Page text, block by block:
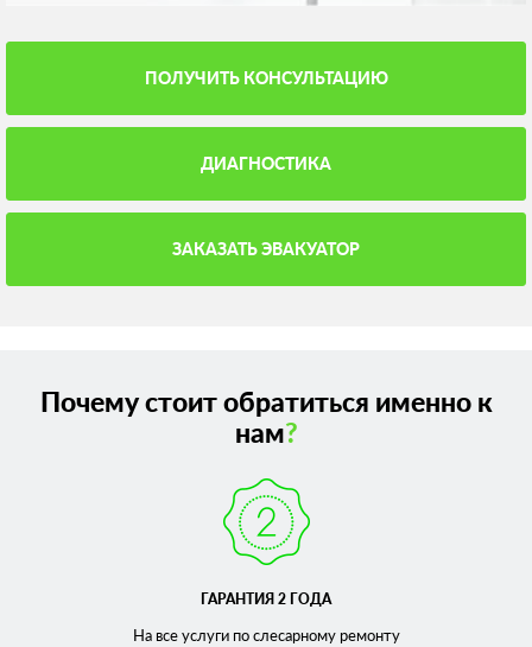
ПОЛУЧИТЬ КОНСУЛЬТАЦИЮ
ДИАГНОСТИКА
ЗАКАЗАТЬ ЭВАКУАТОР
Почему стоит обратиться именно к
нам?
ГАРАНТИЯ 2 ГОДА
На все услуги по слесарномуремонту